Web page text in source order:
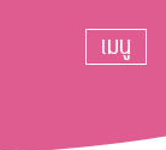
เมนู